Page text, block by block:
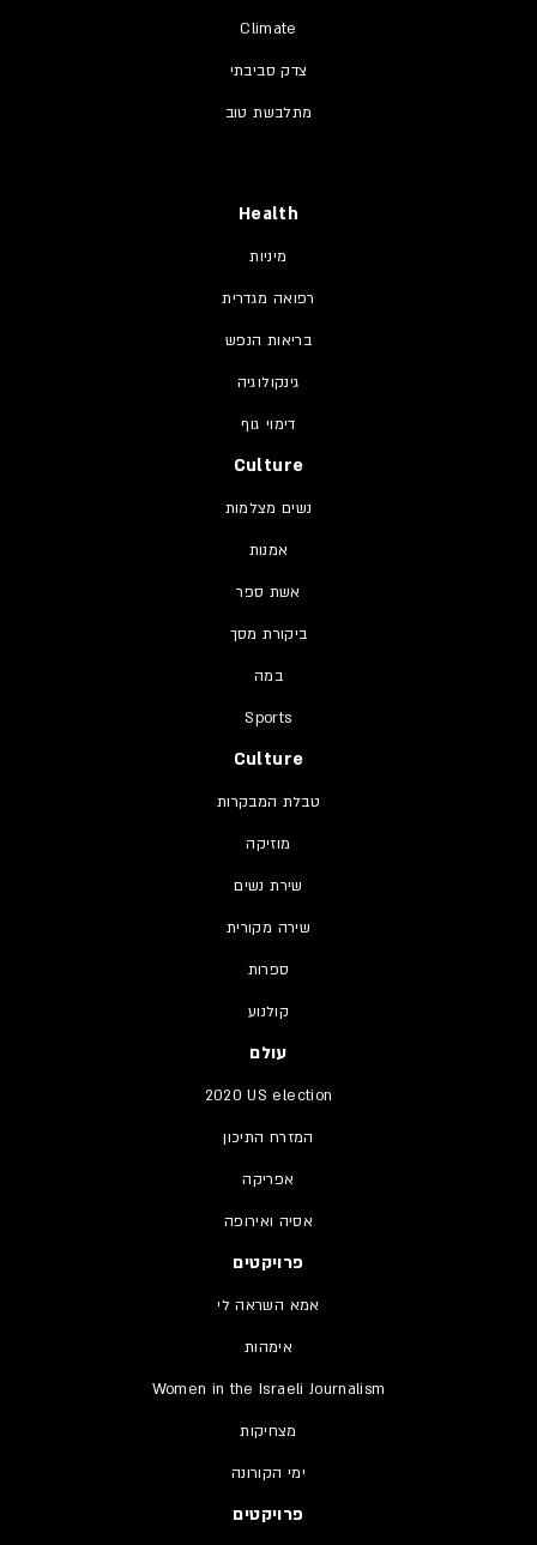
Climate
צדק סביבתי
מתלבשת טוב
Health
מיניות
רפואה מגדרית
בריאות הנפש
גינקולוגיה
דימוי גוף
Culture
נשים מצלמות
אמנות
אשת ספר
ביקורת מסך
במה
Sports
Culture
טבלת המבקרות
מוזיקה
שירת נשים
שירה מקורית
ספרות
קולנוע
עולם
2020 US election
המזרח התיכון
אפריקה
אסיה ואירופה
פרויקטים
אמא השראה לי
אימהות
Women in the Israeli Journalism
מצחיקות
ימי הקורונה
פרויקטים